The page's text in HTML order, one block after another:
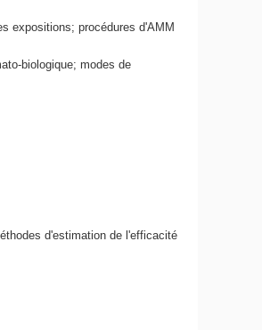
expositions; procédures d'AMM
biologique; modes de
d'estimation de l'efficacité